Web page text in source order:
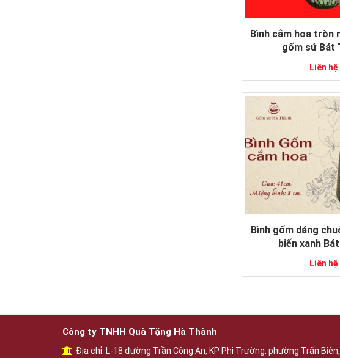
Bình cắm hoa tròn
gốm sứ Bát
Liên hệ
Bình gốm dáng
biến xanh
Liên hệ
Công ty TNHH Quà Tặng Hà Thành
Địa chỉ: L-18 đường Trần Công An, KP Phi Trường, phường Trấn